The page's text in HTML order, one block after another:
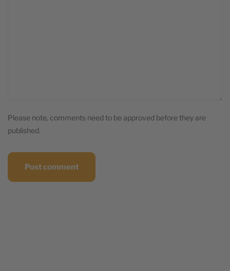
Please note, comments need to be approved before they are
published.